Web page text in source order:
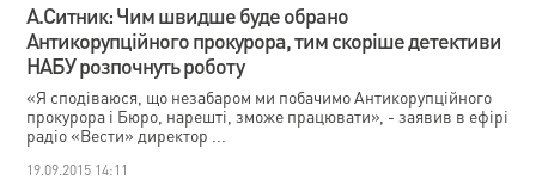
А.Ситник: Чим швидше буде обрано
Антикорупційного прокурора, тим скоріше детективи
НАБУ розпочнуть роботу
«Я сподіваюся, що незабаром ми побачимо Антикорупційного
прокурора і Бюро, нарешті, зможе працювати», - заявив в ефірі
радіо «Вести» директор ...
19.09.2015 14:11